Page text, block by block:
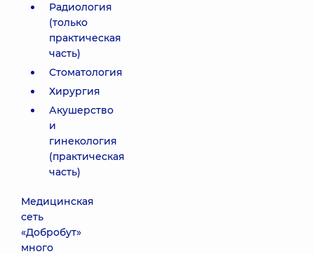
Радиология
(только
практическая
часть)
Стоматология
Хирургия
Акушерство
и
гинекология
(практическая
часть)
Медицинская
сеть
«Добробут»
много